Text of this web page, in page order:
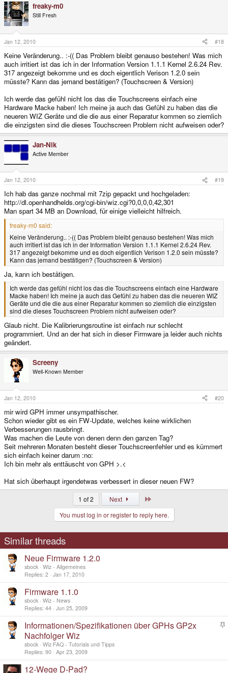
freaky-m0
Still Fresh
Jan 12, 2010 #18
Keine Veränderung.. :-(( Das Problem bleibt genauso bestehen! Was mich
auch irritiert ist das ich in der Information Version 1.1.1 Kernel 2.6.24 Rev.
317 angezeigt bekomme und es doch eigentlich Verison 1.2.0 sein
müsste? Kann das jemand bestätigen? (Touchscreen & Version)
Ich werde das gefühl nicht los das die Touchscreens einfach eine
Hardware Macke haben! Ich meine ja auch das Gefühl zu haben das die
neueren WIZ Geräte und die die aus einer Reparatur kommen so ziemlich
die einzigsten sind die dieses Touchscreen Problem nicht aufweisen oder?
Jan-Nik
Active Member
Jan 12, 2010 #19
Ich hab das ganze nochmal mit 7zip gepackt und hochgeladen:
http://dl.openhandhelds.org/cgi-bin/wiz.cgi?0,0,0,0,42,301
Man spart 34 MB an Download, für einige vielleicht hilfreich.
freaky-m0 said:
Keine Veränderung.. :-(( Das Problem bleibt genauso bestehen! Was mich
auch irritiert ist das ich in der Information Version 1.1.1 Kernel 2.6.24 Rev.
317 angezeigt bekomme und es doch eigentlich Verison 1.2.0 sein müsste?
Kann das jemand bestätigen? (Touchscreen & Version)
Ja, kann ich bestätigen.
Ich werde das gefühl nicht los das die Touchscreens einfach eine Hardware
Macke haben! Ich meine ja auch das Gefühl zu haben das die neueren WIZ
Geräte und die die aus einer Reparatur kommen so ziemlich die einzigsten
sind die dieses Touchscreen Problem nicht aufweisen oder?
Glaub nicht. Die Kalibrierungsroutine ist einfach nur schlecht
programmiert. Und an der hat sich in dieser Firmware ja leider auch nichts
geändert.
Screeny
Well-Known Member
Jan 12, 2010 #20
mir wird GPH immer unsympathischer.
Schon wieder gibt es ein FW-Update, welches keine wirklichen
Verbesserungen rausbringt.
Was machen die Leute von denen denn den ganzen Tag?
Seit mehreren Monaten besteht dieser Touchscreenfehler und es kümmert
sich einfach keiner darum :no:
Ich bin mehr als enttäuscht von GPH >.<
Hat sich überhaupt irgendetwas verbessert in dieser neuen FW?
1 of 2 Next
You must log in or register to reply here.
Similar threads
Neue Firmware 1.2.0
sbock Wiz - Allgemeines
Replies 2 Jan 17, 2010
Firmware 1.1.0
sbock Wiz - News
Replies 44 Jun 25, 2009
k
Informationen/Spezifikationen über GPHs GP2x
Nachfolger Wiz
sbock Wiz FAQ - Tutorials und Tipps
Replies 90 Apr 23, 2009
12-Wege D-Pad?